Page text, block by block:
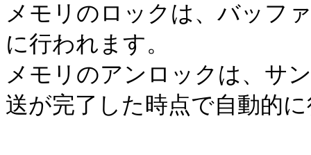
メモリのロックは、バッフ
に行われます。
メモリのアンロックは、サ
送が完了した時点で自動的